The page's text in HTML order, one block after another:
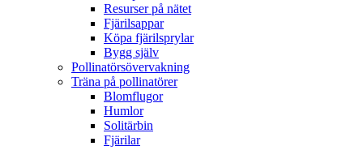
Resurser på nätet
Fjärilsappar
Köpa fjärilsprylar
Bygg själv
Pollinatörsövervakning
Träna på pollinatörer
Blomflugor
Humlor
Solitärbin
Fjärilar